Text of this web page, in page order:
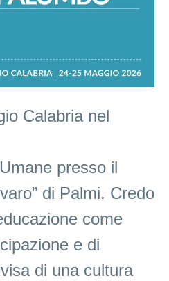
Calabria nel
presso il
di Palmi. Credo
come
e di
di una cultura